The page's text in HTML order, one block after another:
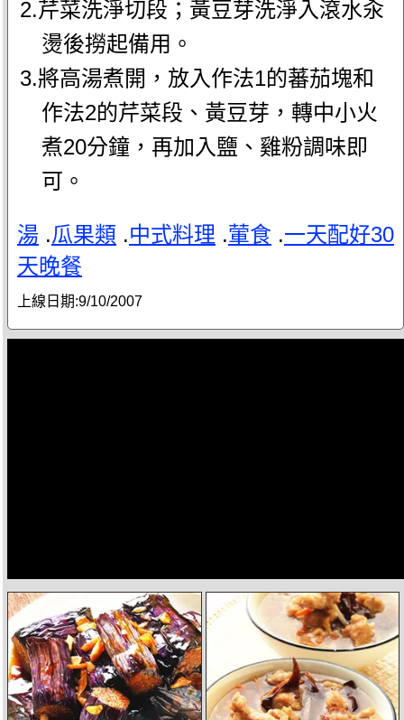
2.芹菜洗淨切段；黃豆芽洗淨入滾水汆
燙後撈起備用。
3.將高湯煮開，放入作法1的蕃茄塊和
作法2的芹菜段、黃豆芽，轉中小火
煮20分鐘，再加入鹽、雞粉調味即
可。
湯 .瓜果類 .中式料理 .葷食 .一天配好30
天晚餐
上線日期:9/10/2007